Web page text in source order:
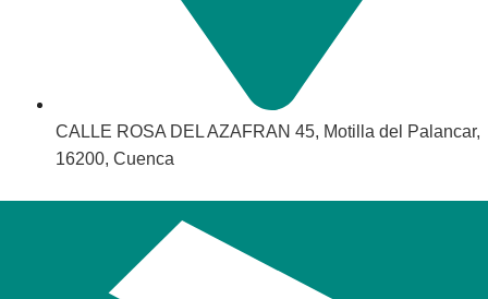
CALLE ROSA DEL AZAFRAN 45, Motilla del Palancar,
16200, Cuenca